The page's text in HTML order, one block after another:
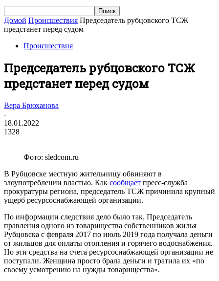
Домой Происшествия Председатель рубцовского ТСЖ
предстанет перед судом
Происшествия
Председатель рубцовского ТСЖ
предстанет перед судом
Вера Брюханова
-
18.01.2022
1328
Фото: sledcom.ru
В Рубцовске местную жительницу обвиняют в
злоупотреблении властью. Как сообщает пресс-служба
прокуратуры региона, председатель ТСЖ причинила крупный
ущерб ресурсоснабжающей организации.
По информации следствия дело было так. Председатель
правления одного из товарищества собственников жилья
Рубцовска с февраля 2017 по июль 2019 года получала деньги
от жильцов для оплаты отопления и горячего водоснабжения.
Но эти средства на счета ресурсоснабжающей организации не
поступали. Женщина просто брала деньги и тратила их «по
своему усмотрению на нужды товарищества».